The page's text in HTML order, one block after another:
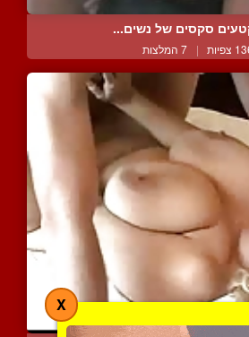
סקסים של נשים...
| 7 המלצות
X